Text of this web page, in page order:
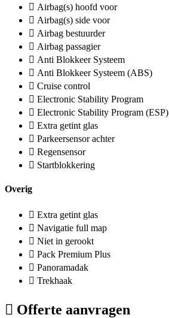
Airbag(s) hoofd voor
Airbag(s) side voor
Airbag bestuurder
Airbag passagier
Anti Blokkeer Systeem
Anti Blokkeer Systeem (ABS)
Cruise control
Electronic Stability Program
Electronic Stability Program (ESP)
Extra getint glas
Parkeersensor achter
Regensensor
Startblokkering
Overig
Extra getint glas
Navigatie full map
Niet in gerookt
Pack Premium Plus
Panoramadak
Trekhaak
Offerte aanvragen